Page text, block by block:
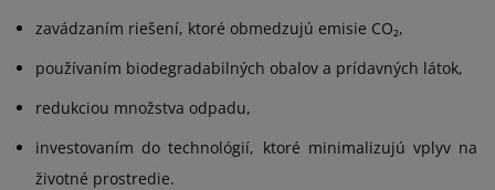
zavádzaním riešení, ktoré obmedzujú emisie CO₂,
používaním biodegradabilných obalov a prídavných látok,
redukciou množstva odpadu,
investovaním do technológií, ktoré minimalizujú vplyv na
životné prostredie.